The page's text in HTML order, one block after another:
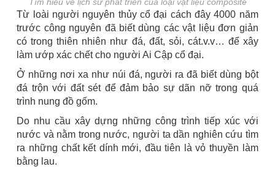
Tìm hiểu về lịch sử phát triển của loại vật liệu composite
Từ loài người nguyên thủy cổ đại cách đây 4000 năm
trước công nguyên đã biết dùng các vật liệu đơn giản
có trong thiên nhiên như đá, đất, sỏi, cát.v.v… để xây
làm ướp xác chết cho người Ai Cập cổ đại.
Ở những nơi xa như núi đá, người ra đã biết dùng bột
đá trộn với đất sét để đảm bảo sự dãn nỡ trong quá
trình nung đồ gốm.
Do nhu cầu xây dựng những công trình tiếp xúc với
nước và nằm trong nước, người ta dần nghiên cứu tìm
ra những chất kết dính mới, đầu tiên là vỏ thuyền làm
bằng lau.